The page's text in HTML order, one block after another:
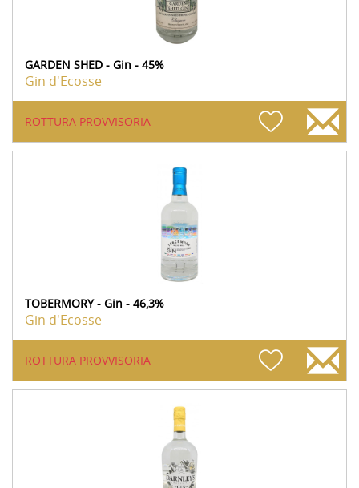
GARDEN SHED - Gin - 45%
Gin d'Ecosse
ROTTURA PROVVISORIA
TOBERMORY - Gin - 46,3%
Gin d'Ecosse
ROTTURA PROVVISORIA